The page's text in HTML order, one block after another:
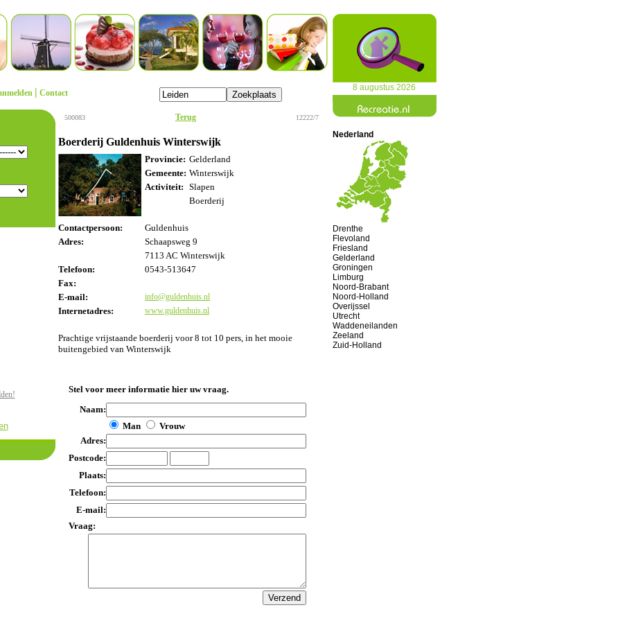
| Contact
8 augustus 2026
500083 Terug 12222/7
Boerderij Guldenhuis Winterswijk
Provincie: Gelderland
Gemeente: Winterswijk
Activiteit: Slapen
Boerderij
Contactpersoon:
Guldenhuis
Adres:
Schaapsweg 9
7113 AC Winterswijk
Telefoon:
0543-513647
Fax:
E-mail:
info@guldenhuis.nl
Internetadres: www.guldenhuis.nl
Prachtige vrijstaande boerderij voor 8 tot 10 pers, in het mooie
buitengebied van Winterswijk
Stel voor meer informatie hier uw vraag.
Naam:
Man
Vrouw
Adres:
Postcode:
Plaats:
Telefoon:
E-mail:
Vraag:
Nederland
Drenthe
Flevoland
Friesland
Gelderland
Groningen
Limburg
Noord-Brabant
Noord-Holland
Overijssel
Utrecht
Waddeneilanden
Zeeland
Zuid-Holland